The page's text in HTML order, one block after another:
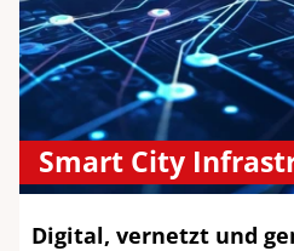
Smart City
Digital, vernetzt und